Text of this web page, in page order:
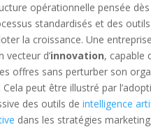
opérationnelle pensée dès
standardisés et des
la croissance. Une
vecteur d’innovation, capable
offres sans perturber son
Cela peut être illustré par
des outils de intelligence
dans les stratégies